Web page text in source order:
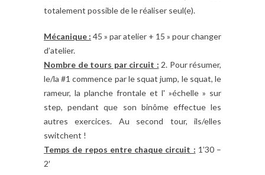
totalement possible de le réaliser seul(e).
Mécanique : 45 » par atelier + 15 » pour changer
d’atelier.
Nombre de tours par circuit : 2. Pour résumer,
le/la #1 commence par le squat jump, le squat, le
rameur, la planche frontale et l' »échelle » sur
step, pendant que son binôme effectue les
autres exercices. Au second tour, ils/elles
switchent !
Temps de repos entre chaque circuit : 1’30 –
2′